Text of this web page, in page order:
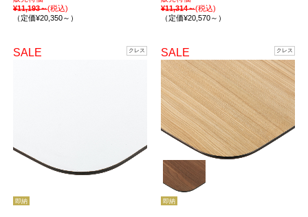
¥11,193～(税込)
（定価¥20,350～）
¥11,314～(税込)
（定価¥20,570～）
SALE クレス
即納
SALE クレス
即納